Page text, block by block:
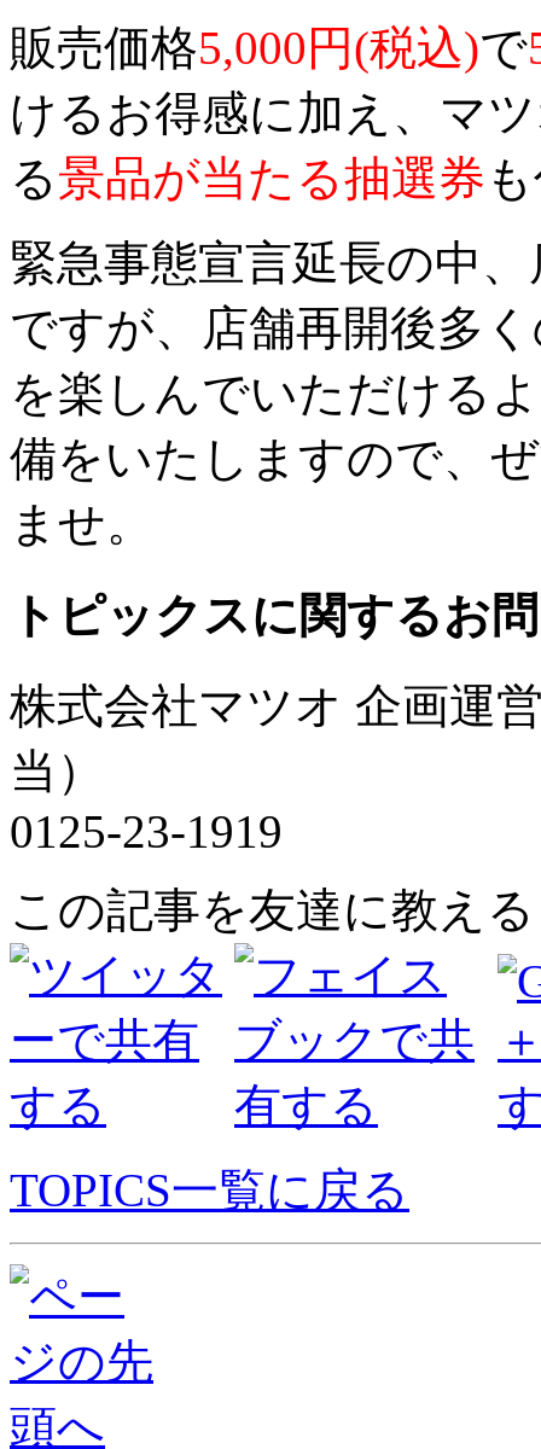
販売価格5,000円(税込)で
けるお得感に加え、マ
る景品が当たる抽選券
緊急事態宣言延長の中
ですが、店舗再開後多
を楽しんでいただける
備をいたしますので、
ませ。
トピックスに関するお
株式会社マツオ 企画運
当）
0125-23-1919
この記事を友達に教える
TOPICS一覧に戻る